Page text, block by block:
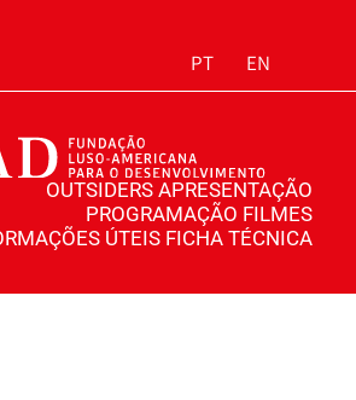
PT EN
OUTSIDERS APRESENTAÇÃO
PROGRAMAÇÃO FILMES
ÚTEIS FICHA TÉCNICA